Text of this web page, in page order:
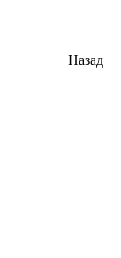
Назад